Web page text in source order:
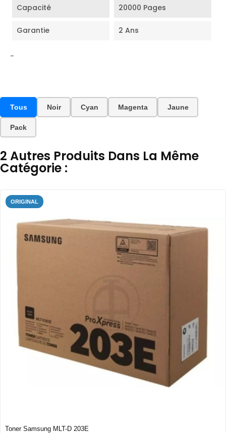
Capacité 20000 Pages
Garantie 2 Ans
-
Tous Noir Cyan Magenta Jaune
Pack
2 Autres Produits Dans La Même
Catégorie :
ORIGINAL
Toner Samsung MLT-D 203E